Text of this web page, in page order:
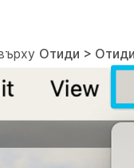
Отиди >